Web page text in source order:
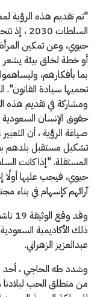
"تم تقديم هذه الرؤية
حيوي، وعن تمكين
أو خطة لخلق بيئة يشعر
بما بأفكارهم،
تحميها سيادة القانون".
ومشاركة في تقديم هذه
حقوق الإنسان السعودية
صياغة الرؤية ، أن
تشكيل مستقبل بلدهم
المستقلة. "إذا كانت
حيوي، فيجب عليها أولًا
آرائهم كإسهام في بناء
وقد
ذلك الأكاديمية
عبدالعزيز الزهراني.
وشدد طه الحاجي ، أحد
من منطلق الحب